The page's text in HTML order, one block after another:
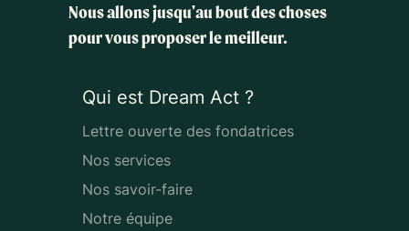
Nous allons jusqu'au bout des choses
pour vous proposer le meilleur.
Qui est Dream Act ?
Lettre ouverte des fondatrices
Nos services
Nos savoir-faire
Notre équipe